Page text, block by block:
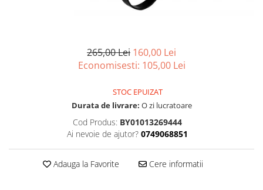
Accesorii gips carton
Accesorii gresie si faianta
Accesorii pentru faianta, gresie si
Accesorii polizare si slefuire
Accesorii vopsire si tencuire
265,00 Lei 160,00 Lei
Economisesti: 105,00 Lei
STOC EPUIZAT
Durata de livrare: O zi lucratoare
Cod Produs: BY01013269444
Ai nevoie de ajutor? 0749068851
Adauga la Favorite Cere informatii